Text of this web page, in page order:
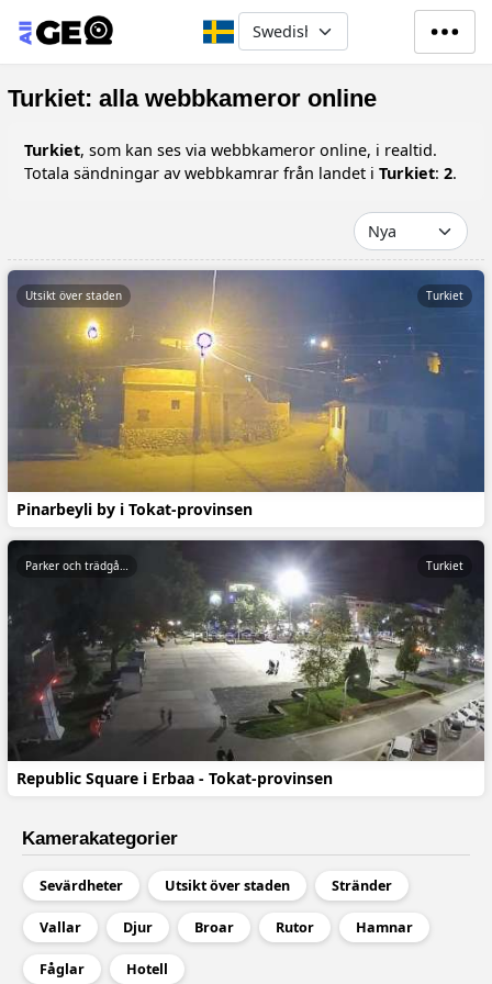
Hoppa till huvudinnehåll
Select your language
Turkiet: alla webbkameror online
Turkiet, som kan ses via webbkameror online, i realtid.
Totala sändningar av webbkamrar från landet i Turkiet: 2.
Pinarbeyli by i Tokat-provinsen
Utsikt över staden Turkiet
Republic Square i Erbaa - Tokat-provinsen
Parker och trädgårdar Turkiet
Kamerakategorier
Sevärdheter Utsikt över staden Stränder
Vallar Djur Broar Rutor Hamnar
Fåglar Hotell